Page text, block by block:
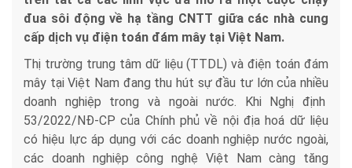
đua sôi động về hạ tầng CNTT giữa các nhà cung
cấp dịch vụ điện toán đám mây tại Việt Nam.
Thị trường trung tâm dữ liệu (TTDL) và điện toán đám
mây tại Việt Nam đang thu hút sự đầu tư lớn của nhiều
doanh nghiệp trong và ngoài nước. Khi Nghị định
53/2022/NĐ-CP của Chính phủ về nội địa hoá dữ liệu
có hiệu lực áp dụng với các doanh nghiệp nước ngoài,
các doanh nghiệp công nghệ Việt Nam càng tăng